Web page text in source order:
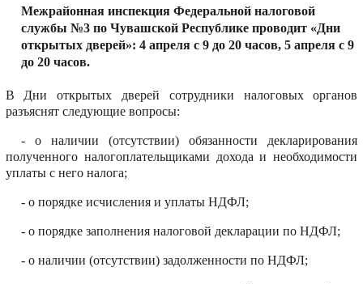
Межрайонная инспекция Федеральной налоговой
службы №3 по Чувашской Республике проводит «Дни
открытых дверей»: 4 апреля с 9 до 20 часов, 5 апреля с 9
до 20 часов.
В Дни открытых дверей сотрудники налоговых органов
разъяснят следующие вопросы:
- о наличии (отсутствии) обязанности декларирования
полученного налогоплательщиками дохода и необходимости
уплаты с него налога;
- о порядке исчисления и уплаты НДФЛ;
- о порядке заполнения налоговой декларации по НДФЛ;
- о наличии (отсутствии) задолженности по НДФЛ;